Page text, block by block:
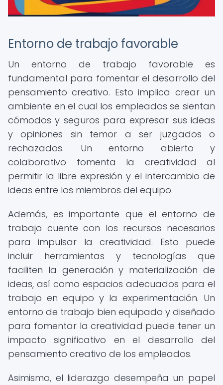
Entorno de trabajo favorable
Un entorno de trabajo favorable es
fundamental para fomentar el desarrollo del
pensamiento creativo. Esto implica crear un
ambiente en el cual los empleados se sientan
cómodos y seguros para expresar sus ideas
y opiniones sin temor a ser juzgados o
rechazados. Un entorno abierto y
colaborativo fomenta la creatividad al
permitir la libre expresión y el intercambio de
ideas entre los miembros del equipo.
Además, es importante que el entorno de
trabajo cuente con los recursos necesarios
para impulsar la creatividad. Esto puede
incluir herramientas y tecnologías que
faciliten la generación y materialización de
ideas, así como espacios adecuados para el
trabajo en equipo y la experimentación. Un
entorno de trabajo bien equipado y diseñado
para fomentar la creatividad puede tener un
impacto significativo en el desarrollo del
pensamiento creativo de los empleados.
Asimismo, el liderazgo desempeña un papel